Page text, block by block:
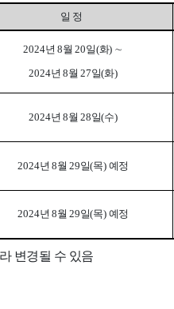
일 정
2024년 8월 20일(화) ∼
2024년 8월 27일(화)
2024년 8월 28일(수)
2024년 8월 29일(목) 예정
2024년 8월 29일(목) 예정
변경될 수 있음